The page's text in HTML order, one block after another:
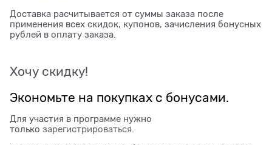
Доставка расчитывается от суммы заказа после
применения всех скидок, купонов, зачисления бонусных
рублей в оплату заказа.
Хочу скидку!
Экономьте на покупках с бонусами.
Для участия в программе нужно
только зарегистрироваться.